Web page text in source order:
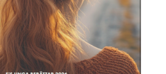
upplevs av elever med intellektuell
funktionsnedsättning (IF). För många av
eleverna blir SiS skola en vändpunkt i livet
där de beskriver att de blir sedda,
lyssnade på och erbjuds individanpassad
undervisning. En skola som är väl
sammanhållen och har en tydlig